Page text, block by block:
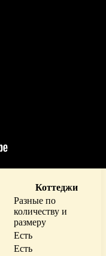
Коттеджи
Разные по
количеству и
размеру
Есть
Есть